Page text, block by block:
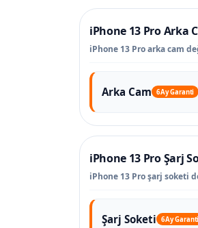
iPhone 13 Pro Arka
iPhone 13 Pro arka cam
Arka Cam 6 Ay Garanti
iPhone 13 Pro Şarj
iPhone 13 Pro şarj soketi
Şarj Soketi 6 Ay Garanti